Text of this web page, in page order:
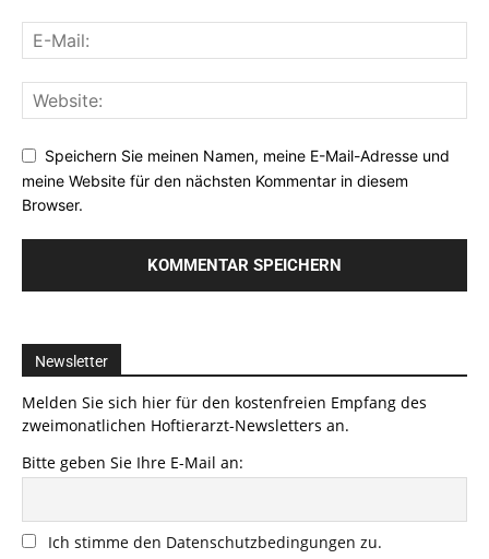
Speichern Sie meinen Namen, meine E-Mail-Adresse und
meine Website für den nächsten Kommentar in diesem
Browser.
Newsletter
Melden Sie sich hier für den kostenfreien Empfang des
zweimonatlichen Hoftierarzt-Newsletters an.
Bitte geben Sie Ihre E-Mail an:
Ich stimme den Datenschutzbedingungen zu.